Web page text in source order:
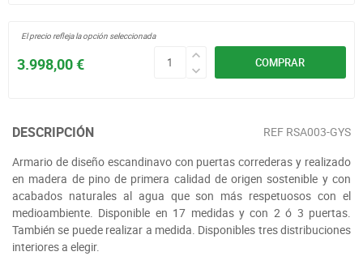
COMPRAR
3.998,00 €
El precio refleja la opción seleccionada
DESCRIPCIÓN REF RSA003-GYS
Armario de diseño escandinavo con puertas correderas y realizado
en madera de pino de primera calidad de origen sostenible y con
acabados naturales al agua que son más respetuosos con el
medioambiente. Disponible en 17 medidas y con 2 ó 3 puertas.
También se puede realizar a medida. Disponibles tres distribuciones
interiores a elegir.